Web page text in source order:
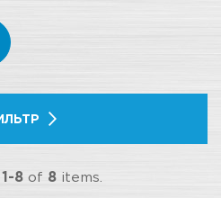
1-8of 8items.